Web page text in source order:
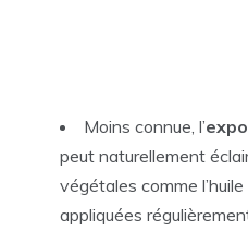
Moins connue, l’
peut naturellement
végétales comme
appliquées